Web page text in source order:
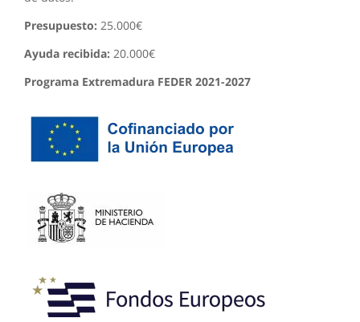
Presupuesto: 25.000€
Ayuda recibida: 20.000€
Programa Extremadura FEDER 2021-2027